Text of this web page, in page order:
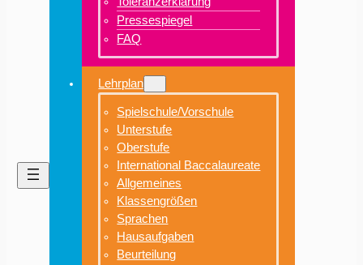
Pressespiegel
FAQ
Lehrplan
Spielschule/Vorschule
Unterstufe
Oberstufe
International Baccalaureate
Allgemeines
Klassengrößen
Sprachen
Hausaufgaben
Beurteilung